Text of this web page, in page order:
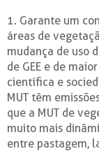
1. Garante um
áreas de
mudança de uso
de GEE e de
científica e
MUT têm
que a MUT de
muito mais
entre pastagem,